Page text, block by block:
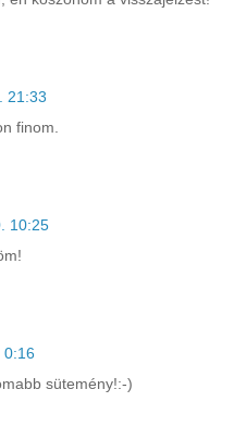
21:33
finom.
10:25
0:16
sütemény!:-)